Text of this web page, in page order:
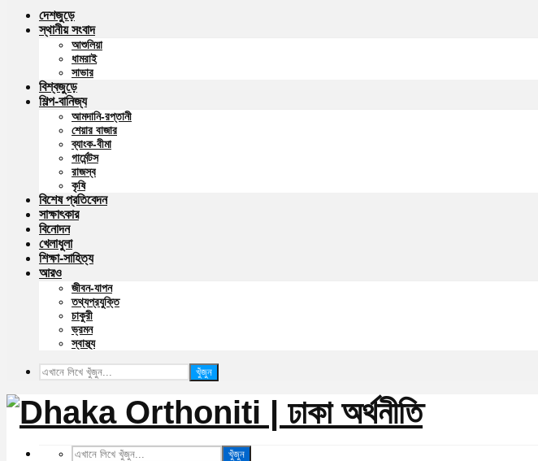
দেশজুড়ে
স্থানীয় সংবাদ
আশুলিয়া
ধামরাই
সাভার
বিশ্বজুড়ে
শিল্প-বানিজ্য
আমদানি-রপ্তানী
শেয়ার বাজার
ব্যাংক-বীমা
গার্মেন্টস
রাজস্ব
কৃষি
বিশেষ প্রতিবেদন
সাক্ষাৎকার
বিনোদন
খেলাধুলা
শিক্ষা-সাহিত্য
আরও
জীবন-যাপন
তথ্যপ্রযুক্তি
চাকুরী
ভ্রমন
স্বাস্থ্য
খুঁজুন
খুঁজুন